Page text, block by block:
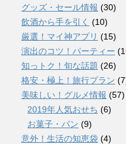
グッズ・セール情報 (30)
飲酒から手を引く (10)
厳選！マイ神アプリ (15)
演出のコツ！パーティー
知っトク！旬な話題 (26)
格安・極上！旅行プラン
美味しい！グルメ情報 (57)
2019年人気おせち (6)
お菓子・パン (9)
意外！生活の知恵袋 (4)